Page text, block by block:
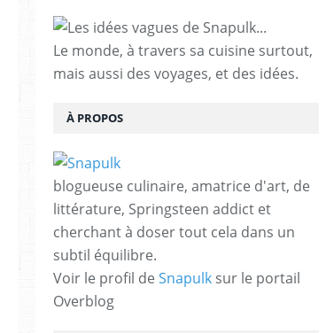
Le monde, à travers sa cuisine surtout,
mais aussi des voyages, et des idées.
À PROPOS
blogueuse culinaire, amatrice d'art, de
littérature, Springsteen addict et
cherchant à doser tout cela dans un
subtil équilibre.
Voir le profil de Snapulk sur le portail
Overblog